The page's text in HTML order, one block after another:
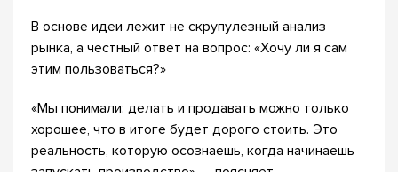
В основе идеи лежит не скрупулезный анализ
рынка, а честный ответ на вопрос: «Хочу ли я сам
этим пользоваться?»
«Мы понимали: делать и продавать можно только
хорошее, что в итоге будет дорого стоить. Это
реальность, которую осознаешь, когда начинаешь